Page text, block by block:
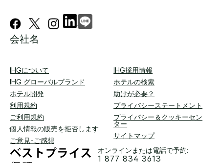
会社名
IHGについて
IHG採用情報
IHG グローバルブランド
ホテルの検索
ホテル開発
助けが必要？
利用規約
プライバシーステートメント
ご利用規約
プライバシー＆クッキーセン
ター
個人情報の販売を拒否します
サイトマップ
ご意見･ご感想
オンラインまたは電話で予約:
1 877 834 3613